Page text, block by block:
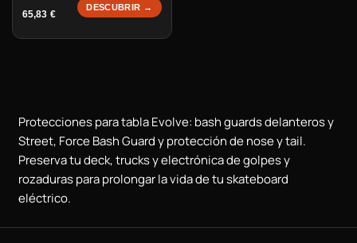
65,83 €
DESCUBRIR →
Protecciones para tabla Evolve: bash guards delanteros y
Street, Force Bash Guard y protección de nose y tail.
Preserva tu deck, trucks y electrónica de golpes y
rozaduras para prolongar la vida de tu skateboard
eléctrico.